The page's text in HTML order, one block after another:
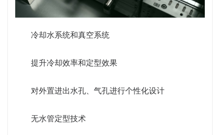
冷却水系统和真空系统
提升冷却效率和定型效果
对外置进出水孔、气孔进行个性化设计
无水管定型技术